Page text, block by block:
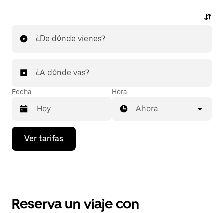
¿De dónde vienes?
¿A dónde vas?
Fecha
Presiona
flecha
el
Hora
Ahora
Ver tarifas
Reserva un viaje con